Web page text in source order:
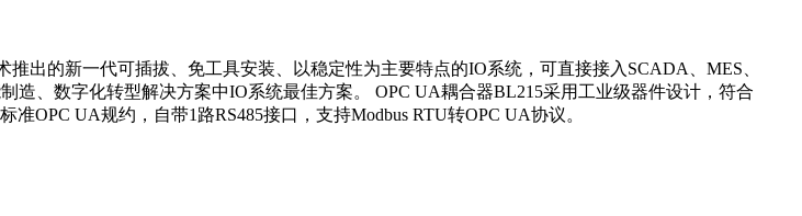
出的新一代可插拔、免工具安装、以稳定性为主要特点的IO系统，可直接接入SCADA、MES、
造、数字化转型解决方案中IO系统最佳方案。 OPC UA耦合器BL215采用工业级器件设计，符合
OPC UA规约，自带1路RS485接口，支持Modbus RTU转OPC UA协议。